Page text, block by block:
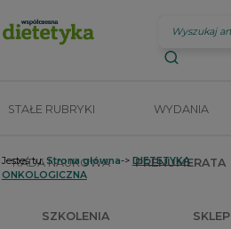
STAŁE RUBRYKI WYDANIA
RADA NAUKOWA PRENUMERATA
SZKOLENIA SKLEP
Jesteś tu:Strona główna-> DIETETYKA
ONKOLOGICZNA